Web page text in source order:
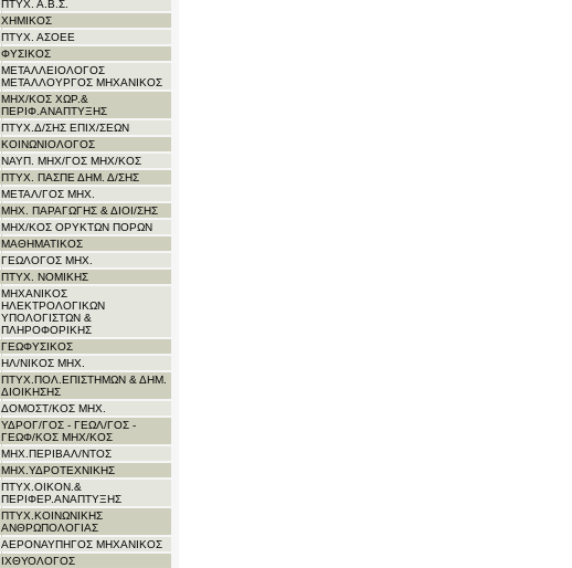
ΠΤΥΧ. Α.Β.Σ.
ΧΗΜΙΚΟΣ
ΠΤΥΧ. ΑΣΟΕΕ
ΦΥΣΙΚΟΣ
ΜΕΤΑΛΛΕΙΟΛΟΓΟΣ
ΜΕΤΑΛΛΟΥΡΓΟΣ ΜΗΧΑΝΙΚΟΣ
ΜΗΧ/ΚΟΣ ΧΩΡ.&
ΠΕΡΙΦ.ΑΝΑΠΤΥΞΗΣ
ΠΤΥΧ.Δ/ΣΗΣ ΕΠΙΧ/ΣΕΩΝ
ΚΟΙΝΩΝΙΟΛΟΓΟΣ
ΝΑΥΠ. ΜΗΧ/ΓΟΣ ΜΗΧ/KΟΣ
ΠΤΥΧ. ΠΑΣΠΕ ΔΗΜ. Δ/ΣΗΣ
ΜΕΤΑΛ/ΓΟΣ ΜΗΧ.
ΜΗΧ. ΠΑΡΑΓΩΓΗΣ & ΔΙΟΙ/ΣΗΣ
ΜΗΧ/ΚΟΣ ΟΡΥΚΤΩΝ ΠΟΡΩΝ
ΜΑΘΗΜΑΤΙΚΟΣ
ΓΕΩΛΟΓΟΣ ΜΗΧ.
ΠΤΥΧ. ΝΟΜΙΚΗΣ
ΜΗΧΑΝΙΚΟΣ
ΗΛΕΚΤΡΟΛΟΓΙΚΩΝ
ΥΠΟΛΟΓΙΣΤΩΝ &
ΠΛΗΡΟΦΟΡΙΚΗΣ
ΓΕΩΦΥΣΙΚΟΣ
ΗΛ/ΝΙΚΟΣ ΜΗΧ.
ΠΤΥΧ.ΠΟΛ.ΕΠΙΣΤΗΜΩΝ & ΔΗΜ.
ΔΙΟΙΚΗΣΗΣ
ΔΟΜΟΣΤ/ΚΟΣ ΜΗΧ.
ΥΔΡΟΓ/ΓΟΣ - ΓΕΩΛ/ΓΟΣ -
ΓΕΩΦ/ΚΟΣ ΜΗΧ/ΚΟΣ
ΜΗΧ.ΠΕΡΙΒΑΛ/ΝΤΟΣ
ΜΗΧ.ΥΔΡΟΤΕΧΝΙΚΗΣ
ΠΤΥΧ.ΟΙΚΟΝ.&
ΠΕΡΙΦΕΡ.ΑΝΑΠΤΥΞΗΣ
ΠΤΥΧ.ΚΟΙΝΩΝΙΚΗΣ
ΑΝΘΡΩΠΟΛΟΓΙΑΣ
ΑΕΡΟΝΑΥΠΗΓΟΣ ΜΗΧΑΝΙΚΟΣ
ΙΧΘΥΟΛΟΓΟΣ